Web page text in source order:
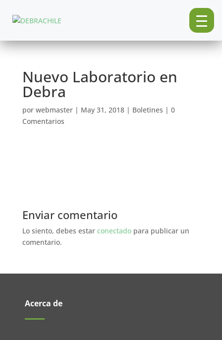
Nuevo Laboratorio en
Debra
por webmaster| May 31, 2018| Boletines | 0
Comentarios
Enviar comentario
Lo siento, debes estar conectadopara publicar un
comentario.
Acerca de